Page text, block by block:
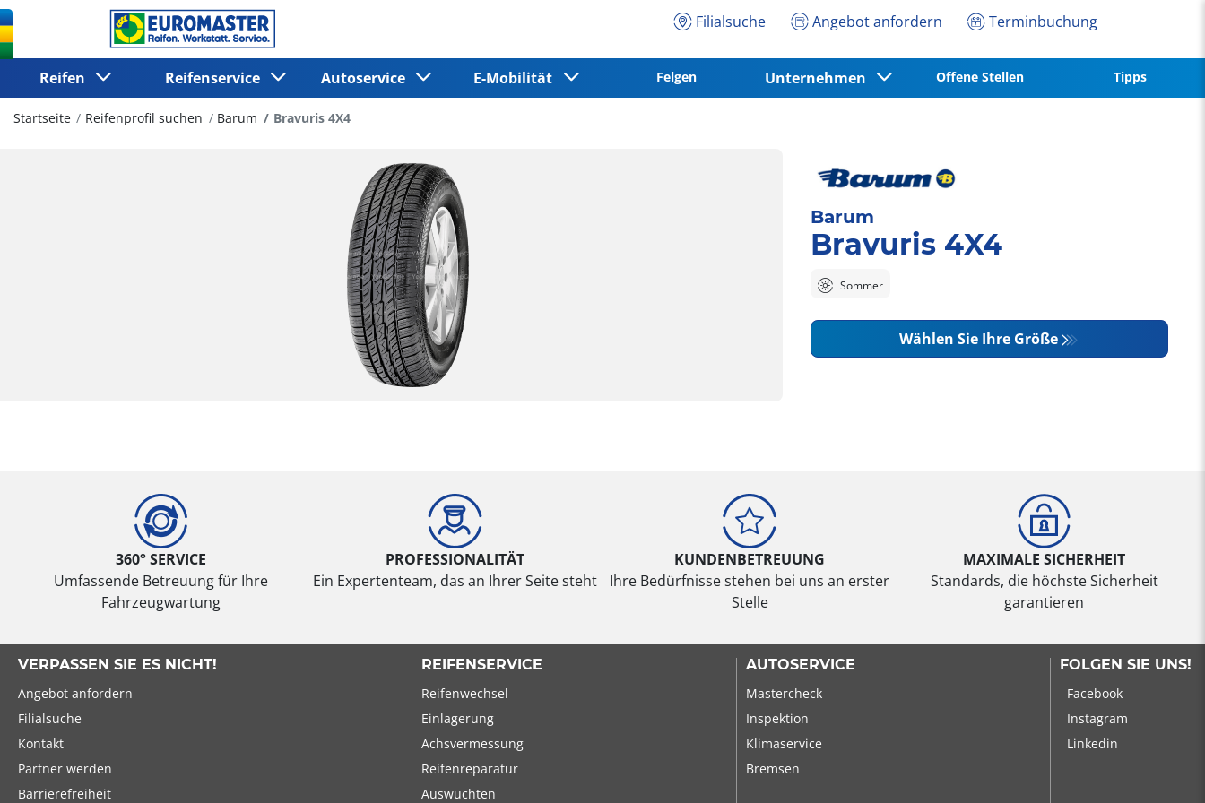
Filialsuche Angebot anfordern Terminbuchung
Reifen Reifenservice Autoservice E-Mobilität Felgen Unternehmen Offene Stellen Tipps
Startseite Reifenprofil suchen Barum Bravuris 4X4
Barum
Bravuris 4X4
Sommer
Wählen Sie Ihre Größe
360° SERVICE
Umfassende Betreuung für Ihre
Fahrzeugwartung
PROFESSIONALITÄT
Ein Expertenteam, das an Ihrer Seite steht
KUNDENBETREUUNG
Ihre Bedürfnisse stehen bei uns an erster
Stelle
MAXIMALE SICHERHEIT
Standards, die höchste Sicherheit
garantieren
VERPASSEN SIE ES NICHT!
Angebot anfordern
Filialsuche
Kontakt
Partner werden
Barrierefreiheit
REIFENSERVICE
Reifenwechsel
Einlagerung
Achsvermessung
Reifenreparatur
Auswuchten
AUTOSERVICE
Mastercheck
Inspektion
Klimaservice
Bremsen
FOLGEN SIE UNS!
Facebook
Instagram
Linkedin